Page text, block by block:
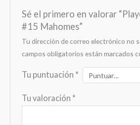
Sé el primero en valorar
#15 Mahomes”
Tu dirección de correo electrónico no
campos obligatorios están marcados
Tu puntuación *
Tu valoración *